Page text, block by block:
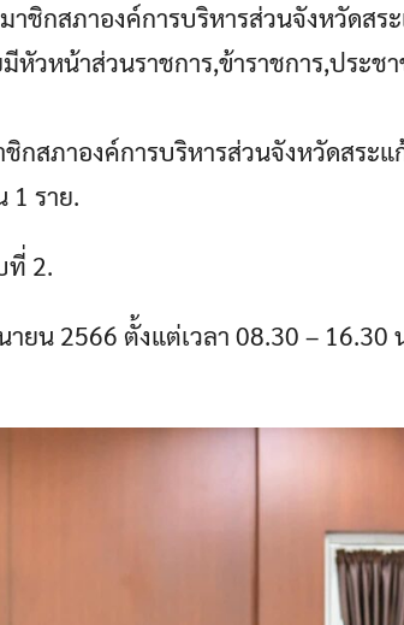
าชิกสภาองค์การบริหารส่วนจังหวัดสร
หัวหน้าส่วนราชการ,ข้าราชการ,ประช
กสภาองค์การบริหารส่วนจังหวัดสระ
1 ราย.
ที่ 2.
ยน 2566 ตั้งแต่เวลา 08.30 – 16.30